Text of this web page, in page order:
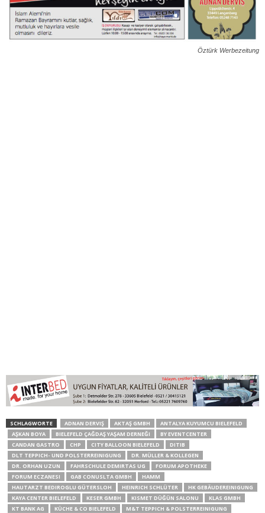
Öztürk Werbezeitung
SCHLAGWORTE ADNAN DERVIŞ AKTAŞ GMBH
ANTALYA KUYUMCU BIELEFELD
AŞKAN BOYA
BIELEFELD ÇAĞDAŞ YAŞAM DERNEĞI
BY EVENTCENTER
CANDAN GASTRO
CHP CITY BALLOON BIELEFELD
DITIB
DLT TEPPICH- UND POLSTERREINIGUNG
DR. MÜLLER & KOLLEGEN
DR. ORHAN UZUN
FAHRSCHULE DEMIRTAS UG
FORUM APOTHEKE
FORUM ECZANESI
GAB CONUSLTA GMBH
HAMM
HAUTARZT BEDIROGLU GÜTERSLOH
HEINRICH SCHLÜTER
HK GEBÄUDEREINIGUNG
KAYA CENTER BIELEFELD
KESER GMBH KISMET DÜĞÜN SALONU
KLAS GMBH
KT BANK AG
KÜCHE & CO BIELEFELD
M&T TEPPICH & POLSTERREINIGUNG